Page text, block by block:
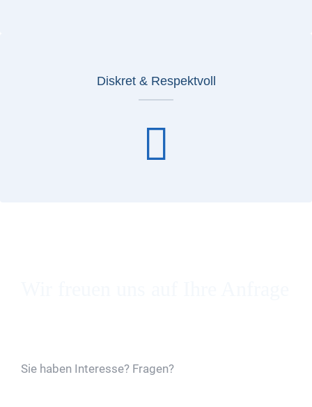
Diskret & Respektvoll
Sie haben Interesse? Fragen?